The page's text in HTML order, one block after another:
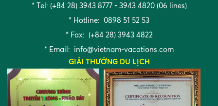
* Tel: (+84 28) 3943 8777 - 3943 4820 (06 lines)
* Hotline: 0898 51 52 53
* Fax: (+84 28) 3943 4822
* Email: info@vietnam-vacations.com
GIẢI THƯỞNG DU LỊCH